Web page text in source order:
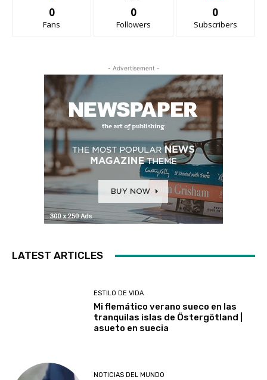
0
Fans
0
Followers
0
Subscribers
- Advertisement -
LATEST ARTICLES
ESTILO DE VIDA
Mi flemático verano sueco en las
tranquilas islas de Östergötland |
asueto en suecia
NOTICIAS DEL MUNDO